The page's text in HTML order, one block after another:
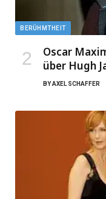
BERÜHMTHEIT
Oscar
über Hugh
BYAXEL SCHAFFER